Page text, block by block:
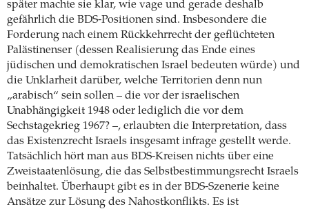
später machte sie klar, wie vage und gerade deshalb
gefährlich die BDS-Positionen sind. Insbesondere die
Forderung nach einem Rückkehrrecht der geflüchteten
Palästinenser (dessen Realisierung das Ende eines
jüdischen und demokratischen Israel bedeuten würde) und
die Unklarheit darüber, welche Territorien denn nun
„arabisch“ sein sollen – die vor der israelischen
Unabhängigkeit 1948 oder lediglich die vor dem
Sechstagekrieg 1967? –, erlaubten die Interpretation, dass
das Existenzrecht Israels insgesamt infrage gestellt werde.
Tatsächlich hört man aus BDS-Kreisen nichts über eine
Zweistaatenlösung, die das Selbstbestimmungsrecht Israels
beinhaltet. Überhaupt gibt es in der BDS-Szenerie keine
Ansätze zur Lösung des Nahostkonflikts. Es ist